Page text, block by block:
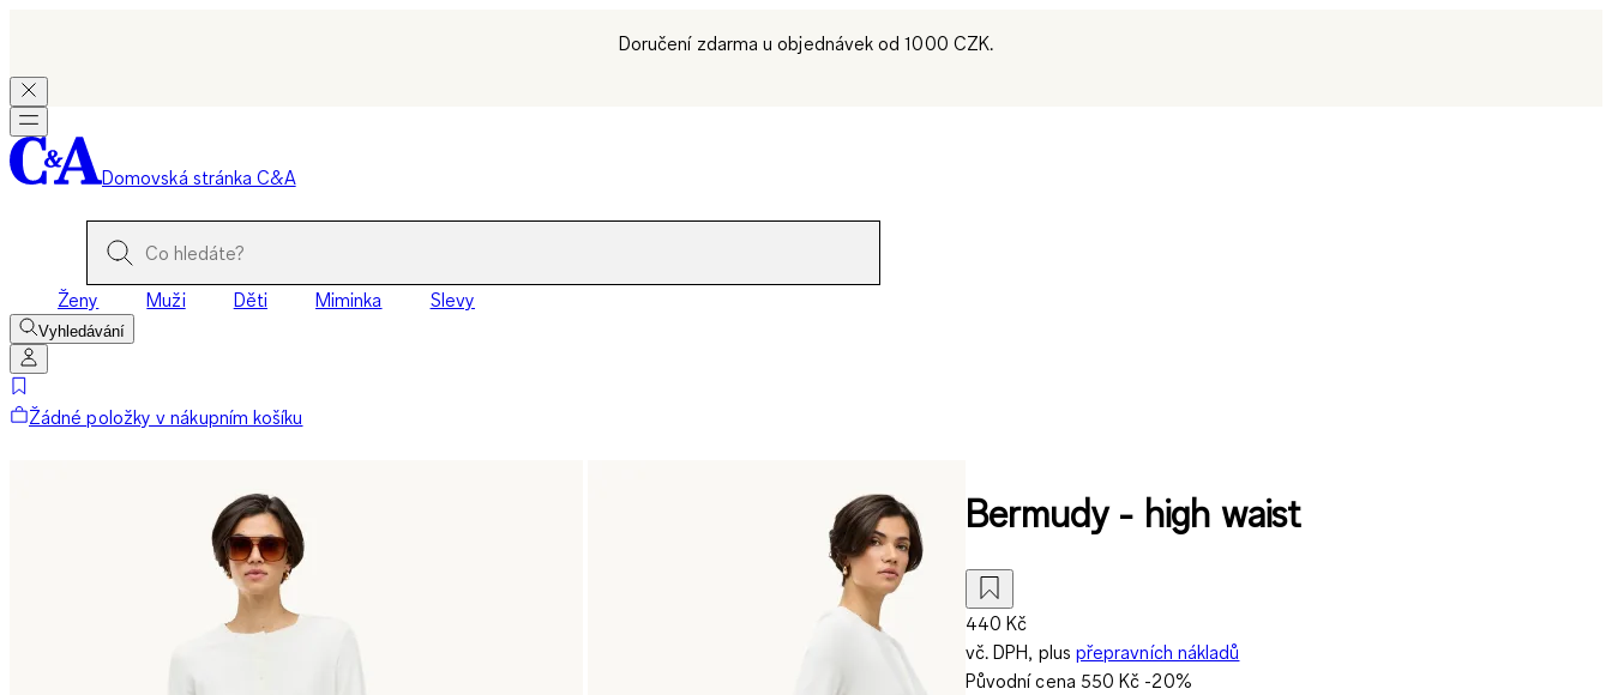
Doručení zdarma u objednávek od 1000 CZK.
Domovská stránka C&A
Ženy Muži Děti Miminka Slevy
Vyhledávání
Žádné položky v nákupním košíku
Bermudy - high waist
440 Kč
vč. DPH, plus přepravních nákladů
Původní cena 550 Kč -20%